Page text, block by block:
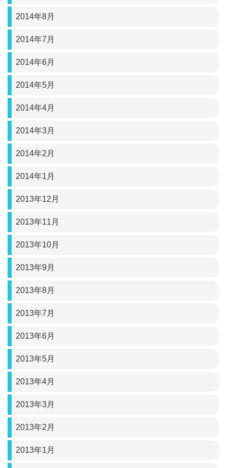
2014年8月
2014年7月
2014年6月
2014年5月
2014年4月
2014年3月
2014年2月
2014年1月
2013年12月
2013年11月
2013年10月
2013年9月
2013年8月
2013年7月
2013年6月
2013年5月
2013年4月
2013年3月
2013年2月
2013年1月